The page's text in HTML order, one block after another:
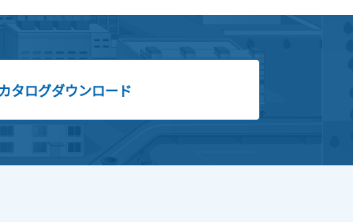
カタログダウンロード